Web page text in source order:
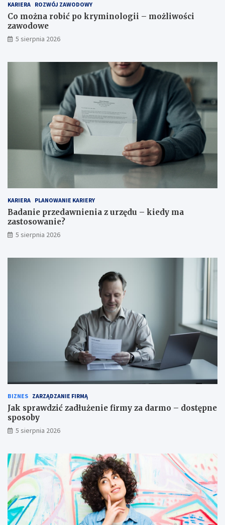
KARIERA ROZWÓJ ZAWODOWY
Co można robić po kryminologii – możliwości
zawodowe
5 sierpnia 2026
KARIERA PLANOWANIE KARIERY
Badanie przedawnienia z urzędu – kiedy ma
zastosowanie?
5 sierpnia 2026
BIZNES ZARZĄDZANIE FIRMĄ
Jak sprawdzić zadłużenie firmy za darmo – dostępne
sposoby
5 sierpnia 2026